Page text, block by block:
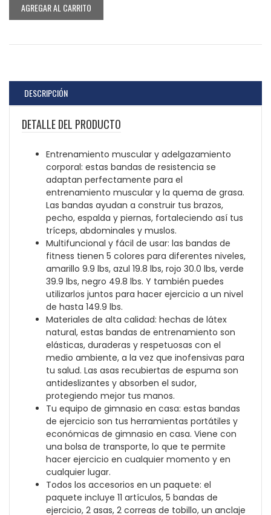
AGREGAR AL CARRITO
DESCRIPCIÓN
DETALLE DEL PRODUCTO
Entrenamiento muscular y adelgazamiento
corporal: estas bandas de resistencia se
adaptan perfectamente para el
entrenamiento muscular y la quema de grasa.
Las bandas ayudan a construir tus brazos,
pecho, espalda y piernas, fortaleciendo así tus
tríceps, abdominales y muslos.
Multifuncional y fácil de usar: las bandas de
fitness tienen 5 colores para diferentes niveles,
amarillo 9.9 lbs, azul 19.8 lbs, rojo 30.0 lbs, verde
39.9 lbs, negro 49.8 lbs. Y también puedes
utilizarlos juntos para hacer ejercicio a un nivel
de hasta 149.9 lbs.
Materiales de alta calidad: hechas de látex
natural, estas bandas de entrenamiento son
elásticas, duraderas y respetuosas con el
medio ambiente, a la vez que inofensivas para
tu salud. Las asas recubiertas de espuma son
antideslizantes y absorben el sudor,
protegiendo mejor tus manos.
Tu equipo de gimnasio en casa: estas bandas
de ejercicio son tus herramientas portátiles y
económicas de gimnasio en casa. Viene con
una bolsa de transporte, lo que te permite
hacer ejercicio en cualquier momento y en
cualquier lugar.
Todos los accesorios en un paquete: el
paquete incluye 11 artículos, 5 bandas de
ejercicio, 2 asas, 2 correas de tobillo, un anclaje